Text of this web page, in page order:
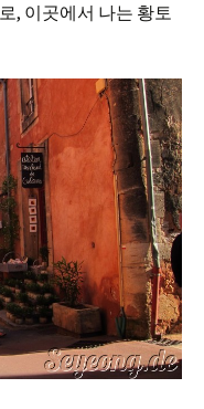
, 이곳에서 나는 황토